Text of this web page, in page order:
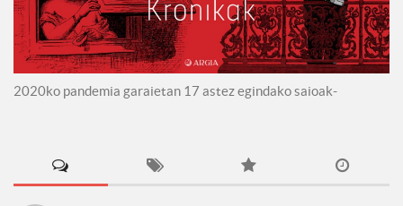
2020ko pandemia garaietan 17 astez egindako saioak-